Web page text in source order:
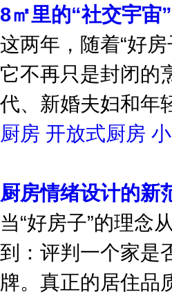
8㎡里的“社交宇宙
这两年，随着“好
它不再只是封闭的
代、新婚夫妇和年
厨房 开放式厨房
厨房情绪设计的新
当“好房子”的理念
到：评判一个家是
牌。真正的居住